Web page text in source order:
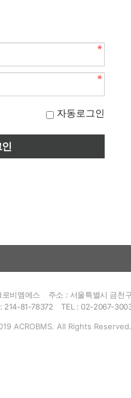
자동로그인
비엠에스
주소 : 서울특별시 금천
214-81-78372
TEL : 02-2067-
ACROBMS. All Rights Reserved.